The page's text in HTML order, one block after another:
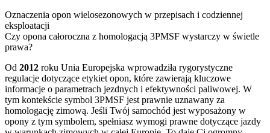
Oznaczenia opon wielosezonowych w przepisach i codziennej
eksploatacji
Czy opona całoroczna z homologacją 3PMSF wystarczy w świetle
prawa?
Od 2012 roku Unia Europejska wprowadziła rygorystyczne
regulacje dotyczące etykiet opon, które zawierają kluczowe
informacje o parametrach jezdnych i efektywności paliwowej. W
tym kontekście symbol 3PMSF jest prawnie uznawany za
homologację zimową. Jeśli Twój samochód jest wyposażony w
opony z tym symbolem, spełniasz wymogi prawne dotyczące jazdy